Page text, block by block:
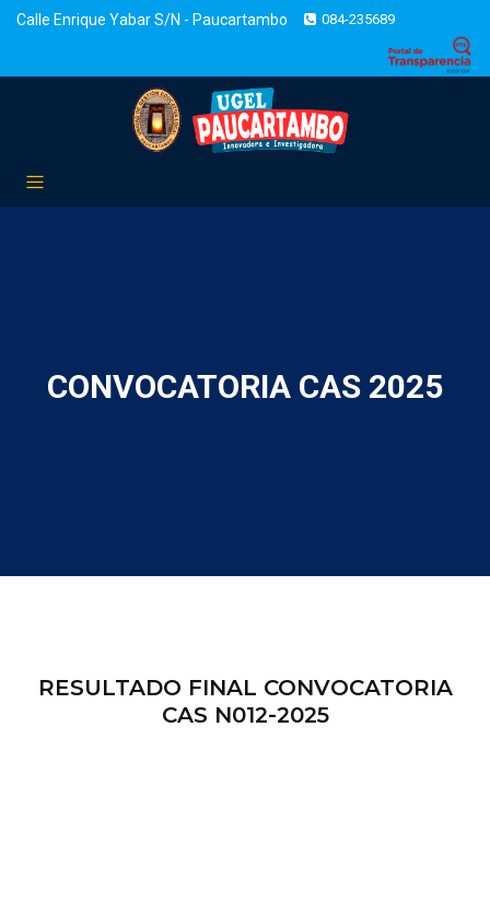
Calle Enrique Yabar S/N - Paucartambo 084-235689
CONVOCATORIA CAS 2025
RESULTADO FINAL CONVOCATORIA
CAS N012-2025